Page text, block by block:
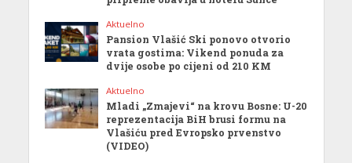
Aktuelno
Pansion Vlašić Ski ponovo otvorio
vrata gostima: Vikend ponuda za
dvije osobe po cijeni od 210 KM
Aktuelno
Mladi „Zmajevi“ na krovu Bosne: U-20
reprezentacija BiH brusi formu na
Vlašiću pred Evropsko prvenstvo
(VIDEO)